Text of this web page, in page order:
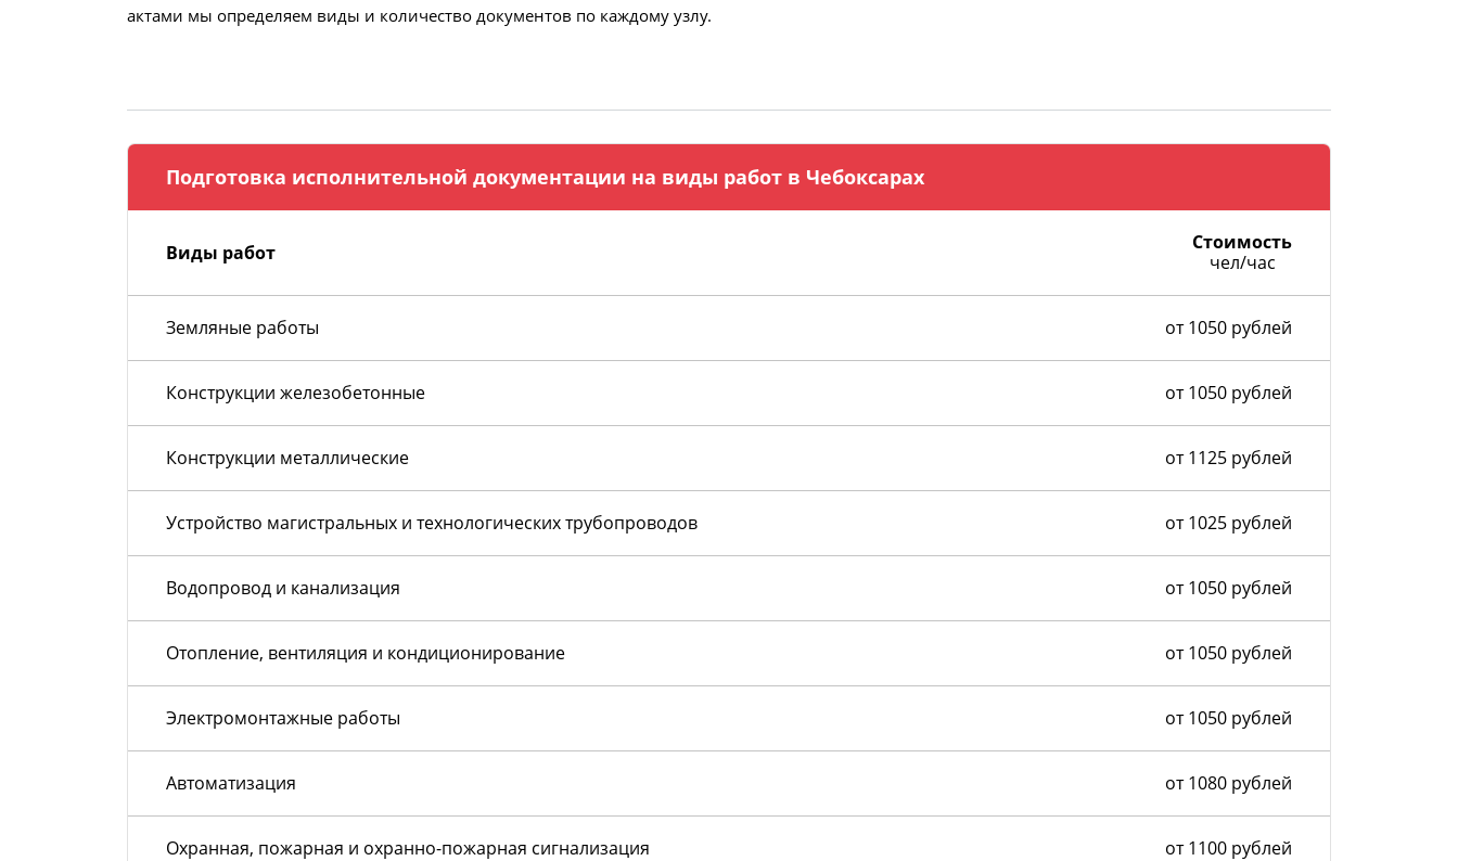
актами мы определяем виды и количество документов по каждому узлу.
Подготовка исполнительной документации на виды работ в Чебоксарах
Виды работ
Стоимость
чел/час
Земляные работы от 1050 рублей
Конструкции железобетонные от 1050 рублей
Конструкции металлические от 1125 рублей
Устройство магистральных и технологических трубопроводов от 1025 рублей
Водопровод и канализация от 1050 рублей
Отопление, вентиляция и кондиционирование от 1050 рублей
Электромонтажные работы от 1050 рублей
Автоматизация от 1080 рублей
Охранная, пожарная и охранно-пожарная сигнализация от 1100 рублей